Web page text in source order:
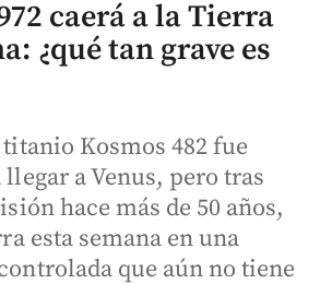
caerá a la Tierra
¿qué tan grave es
Kosmos 482 fue
a Venus, pero tras
hace más de 50 años,
esta semana en una
que aún no tiene